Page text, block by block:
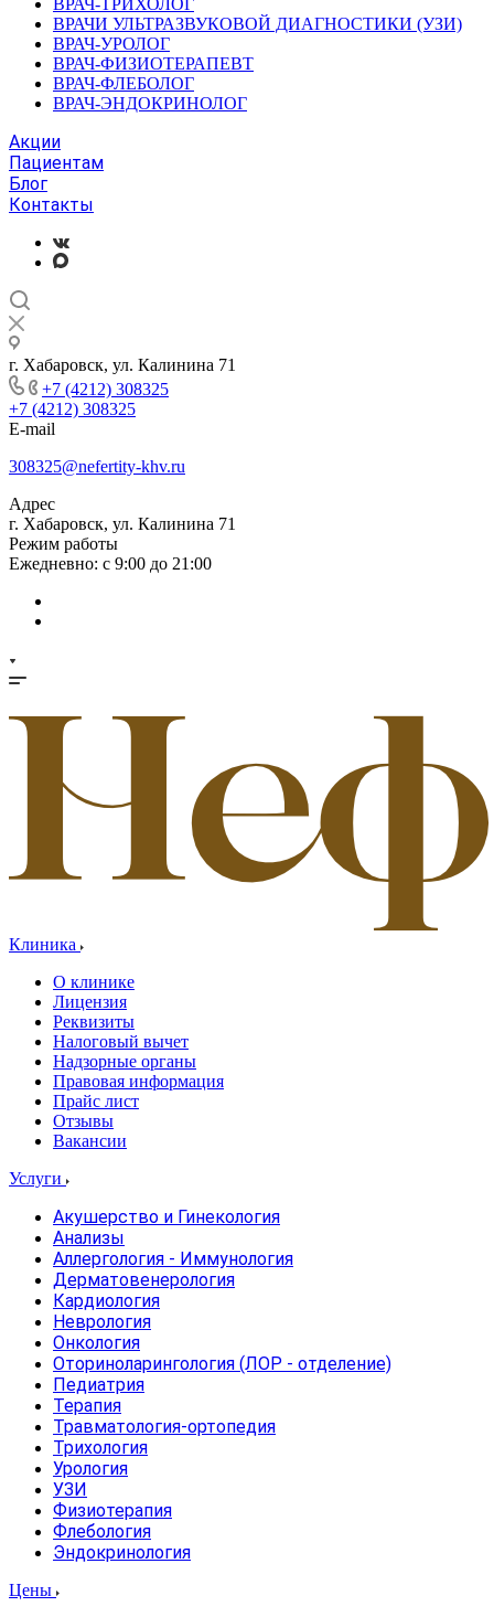
ВРАЧ-ТРИХОЛОГ
ВРАЧИ УЛЬТРАЗВУКОВОЙ ДИАГНОСТИКИ (УЗИ)
ВРАЧ-УРОЛОГ
ВРАЧ-ФИЗИОТЕРАПЕВТ
ВРАЧ-ФЛЕБОЛОГ
ВРАЧ-ЭНДОКРИНОЛОГ
Акции
Пациентам
Блог
Контакты
г. Хабаровск, ул. Калинина 71
+7 (4212) 308325
+7 (4212) 308325
E-mail
308325@nefertity-khv.ru
Адрес
г. Хабаровск, ул. Калинина 71
Режим работы
Ежедневно: с 9:00 до 21:00
Клиника
О клинике
Лицензия
Реквизиты
Налоговый вычет
Надзорные органы
Правовая информация
Прайс лист
Отзывы
Вакансии
Услуги
Акушерство и Гинекология
Анализы
Аллергология - Иммунология
Дерматовенерология
Кардиология
Неврология
Онкология
Оториноларингология (ЛОР - отделение)
Педиатрия
Терапия
Травматология-ортопедия
Трихология
Урология
УЗИ
Физиотерапия
Флебология
Эндокринология
Цены